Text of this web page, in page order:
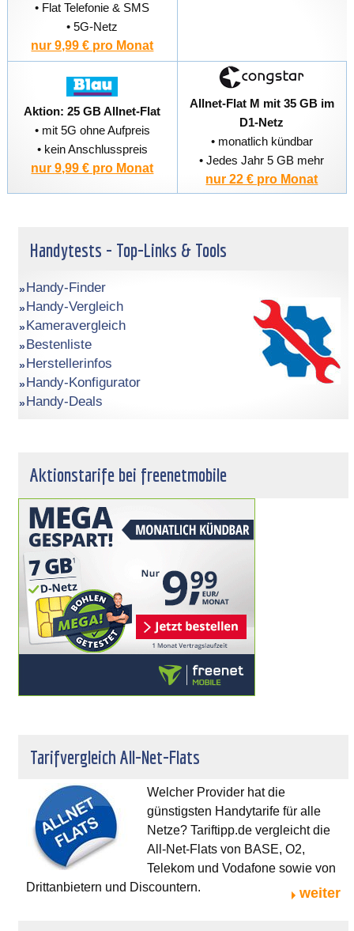
• Flat Telefonie & SMS
• 5G-Netz
nur 9,99 € pro Monat
Aktion: 25 GB Allnet-Flat
• mit 5G ohne Aufpreis
• kein Anschlusspreis
nur 9,99 € pro Monat
Allnet-Flat M mit 35 GB im
D1-Netz
• monatlich kündbar
• Jedes Jahr 5 GB mehr
nur 22 € pro Monat
Handytests - Top-Links & Tools
Handy-Finder
Handy-Vergleich
Kameravergleich
Bestenliste
Herstellerinfos
Handy-Konfigurator
Handy-Deals
Aktionstarife bei freenetmobile
Tarifvergleich All-Net-Flats
Welcher Provider hat die
günstigsten Handytarife für alle
Netze? Tariftipp.de vergleicht die
All-Net-Flats von BASE, O2,
Telekom und Vodafone sowie von
Drittanbietern und Discountern.
weiter